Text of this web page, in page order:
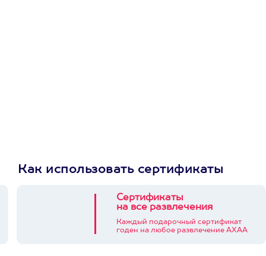
Как использовать сертификаты
Сертификаты
на все развлечения
Каждый подарочный сертификат
годен на любое развлечение АХАА